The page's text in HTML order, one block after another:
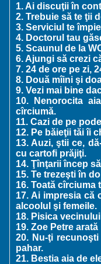
1. Ai discuţii în
2. Trebuie să te ţii
3. Serviciul te
4. Doctorul tau
5. Scaunul de la
6. Ajungi să crezi
7. 24 de ore pe zi,
8. Două mîini şi
9. Vezi mai bine
10. Nenorocita
cîrciumă.
11. Cazi de pe
12. Pe băieţii tăi îi
13. Auzi, ştii ce,
cu cartofi prăjiţi.
14. Ţînţarii încep
15. Te trezeşti în
16. Toată
17. Ai impresia că
alcoolul şi femeile.
18. Pisica
19. Zoe Petre arată
20. Nu-ţi
pahar.
21. Bestia aia de